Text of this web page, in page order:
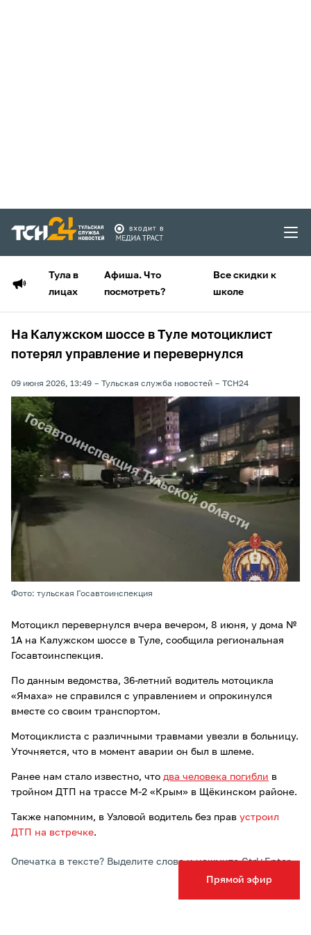
Тула в
лицах
Афиша. Что
посмотреть?
Все скидки к
школе
Прямой эфир
На Калужском шоссе в Туле мотоциклист
потерял управление и перевернулся
09 июня 2026, 13:49 Тульская служба новостей ТСН24
Фото: тульская Госавтоинспекция
Мотоцикл перевернулся вчера вечером, 8 июня, у дома №
1А на Калужском шоссе в Туле, сообщила региональная
Госавтоинспекция.
По данным ведомства, 36-летний водитель мотоцикла
«Ямаха» не справился с управлением и опрокинулся
вместе со своим транспортом.
Мотоциклиста с различными травмами увезли в больницу.
Уточняется, что в момент аварии он был в шлеме.
Ранее нам стало известно, что два человека погибли в
тройном ДТП на трассе М-2 «Крым» в Щёкинском районе.
Также напомним, в Узловой водитель без прав устроил
ДТП на встречке.
Опечатка в тексте? Выделите слово и нажмите Ctrl+Enter